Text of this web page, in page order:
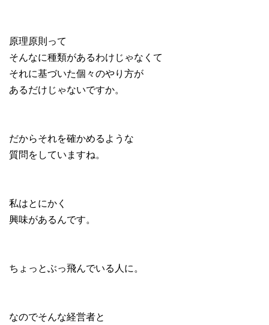
原理原則って
そんなに種類があるわけじゃなくて
それに基づいた個々のやり方が
あるだけじゃないですか。
だからそれを確かめるような
質問をしていますね。
私はとにかく
興味があるんです。
ちょっとぶっ飛んでいる人に。
なのでそんな経営者と